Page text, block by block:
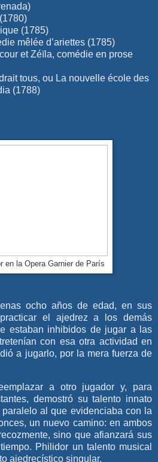
(1785)
mêlée d’ariettes (1785)
et Zéïla, comédie en prose
tous, ou La nouvelle école des
(1788)
en la Opera Garnier de París
ocho años de edad, en sus
el ajedrez a los demás
estaban inhibidos de jugar a las
con esa otra actividad en
a jugarlo, por la mera fuerza de
a otro jugador y, para
demostró su talento innato
al que evidenciaba con la
un nuevo camino: en ambos
sino que afianzará sus
Philidor un talento musical
ajedrecístico singular.